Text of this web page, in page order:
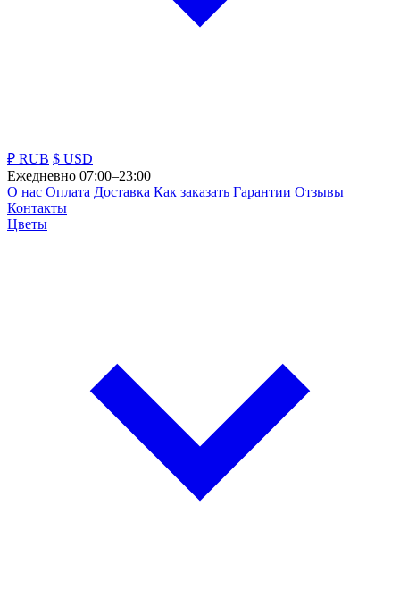
₽ RUB $ USD
Ежедневно 07:00–23:00
О нас Оплата Доставка Как заказать Гарантии Отзывы
Контакты
Цветы